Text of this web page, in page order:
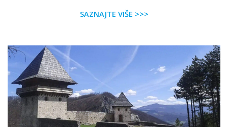
SAZNAJTE VIŠE >>>